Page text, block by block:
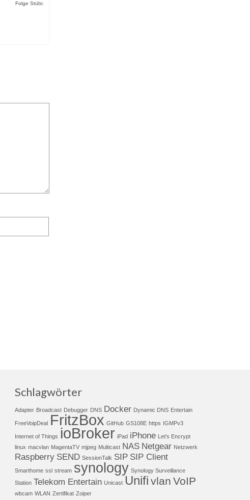
Folge Stübi:
Schlagwörter
Adapter Broadcast Debugger DNS Docker Dynamic DNS Entertain
FreeVoipDeal FritzBox GitHub GS108E https IGMPv3
Internet of Things ioBroker iPad iPhone Let's Encrypt
linux macvlan MagentaTV mjpeg Multicast NAS Netgear Netzwerk
Raspberry SEND SessionTalk SIP SIP Client
Smarthome ssl stream synology Synology Surveillance
Station Telekom Entertain Unicast Unifi vlan VoIP
wbcam WLAN Zertifikat Zoiper